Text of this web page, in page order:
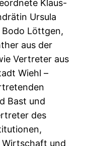
Klaus-
Ursula
Bodo Löttgen,
aus der
Vertreter aus
Wiehl –
Bast und
des
Wirtschaft und